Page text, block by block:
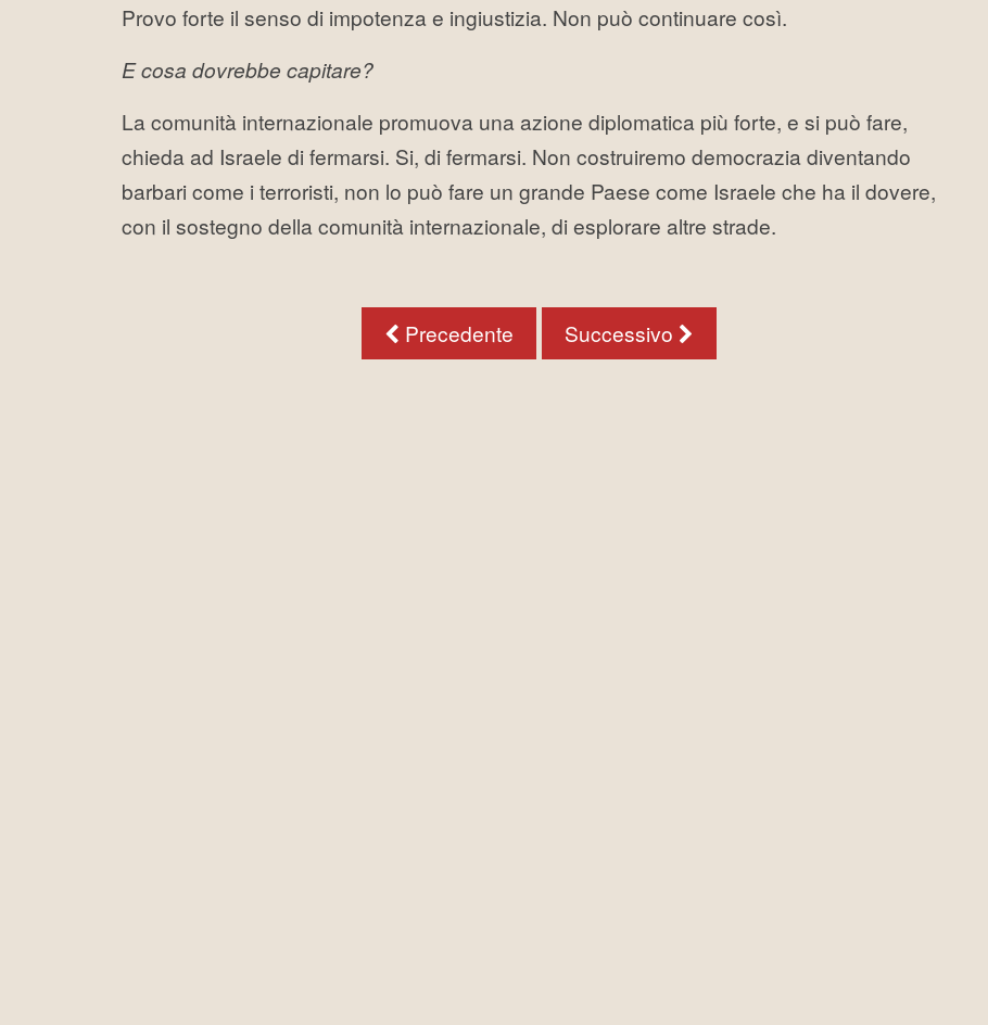
Provo forte il senso di impotenza e ingiustizia. Non può continuare così.
E cosa dovrebbe capitare?
La comunità internazionale promuova una azione diplomatica più forte, e si può fare,
chieda ad Israele di fermarsi. Si, di fermarsi. Non costruiremo democrazia diventando
barbari come i terroristi, non lo può fare un grande Paese come Israele che ha il dovere,
con il sostegno della comunità internazionale, di esplorare altre strade.
Precedente Successivo